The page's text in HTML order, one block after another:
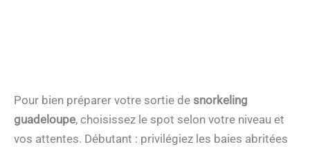
Pour bien préparer votre sortie de snorkeling
guadeloupe, choisissez le spot selon votre niveau et
vos attentes. Débutant : privilégiez les baies abritées